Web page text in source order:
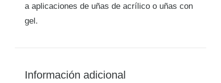
a aplicaciones de uñas de acrílico o uñas con
gel.
Información adicional